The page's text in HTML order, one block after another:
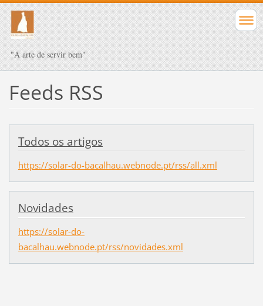
"A arte de servir bem"
Feeds RSS
Todos os artigos
https://solar-do-bacalhau.webnode.pt/rss/all.xml
Novidades
https://solar-do-
bacalhau.webnode.pt/rss/novidades.xml